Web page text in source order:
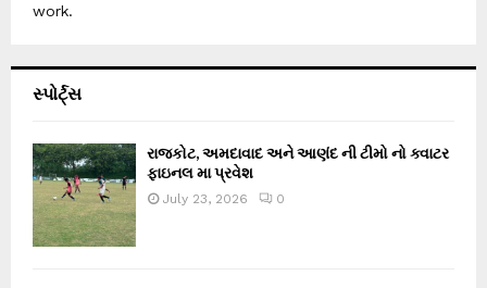
work.
સ્પોર્ટ્સ
રાજકોટ, અમદાવાદ અને આણંદ ની ટીમો નો ક્વાટર
ફાઇનલ મા પ્રવેશ
July 23, 2026 0